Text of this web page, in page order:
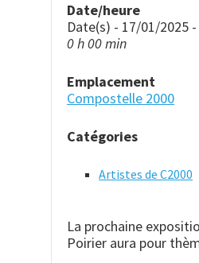
Date/heure
Date(s) - 17/01/2025
0 h 00 min
Emplacement
Compostelle 2000
Catégories
Artistes de C2000
La prochaine
Poirier aura pour